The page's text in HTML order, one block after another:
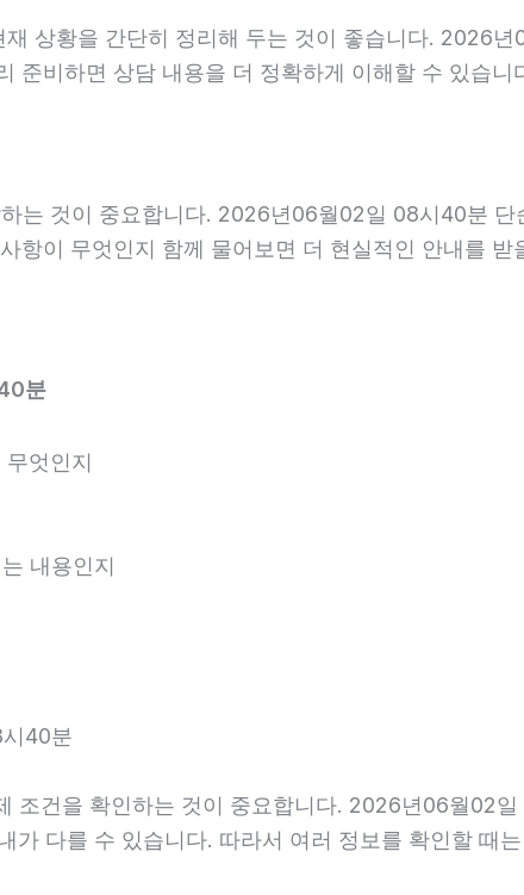
상황을 간단히 정리해 두는 것이 좋습니다. 2026
준비하면 상담 내용을 더 정확하게 이해할 수 있습
는 것이 중요합니다. 2026년06월02일 08시40분
항이 무엇인지 함께 물어보면 더 현실적인 안내를 받
분
엇인지
내용인지
40분
조건을 확인하는 것이 중요합니다. 2026년06월02
가 다를 수 있습니다. 따라서 여러 정보를 확인할 때